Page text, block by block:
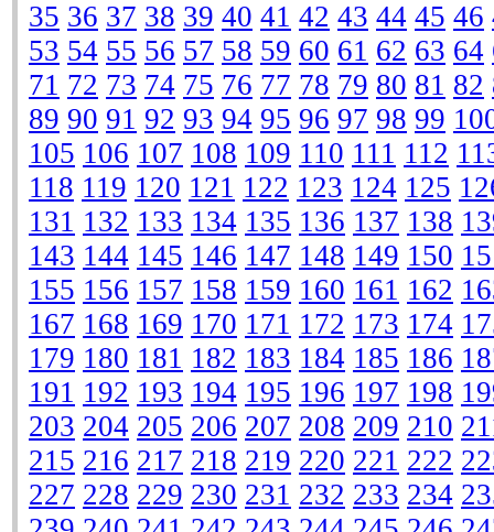
35 36 37 38 39 40 41 42 43 44 45 46
53 54 55 56 57 58 59 60 61 62 63 64
71 72 73 74 75 76 77 78 79 80 81 82
89 90 91 92 93 94 95 96 97 98 99
105 106 107 108 109 110 111 112
118 119 120 121 122 123 124 125
131 132 133 134 135 136 137 138
143 144 145 146 147 148 149 150
155 156 157 158 159 160 161 162
167 168 169 170 171 172 173 174
179 180 181 182 183 184 185 186
191 192 193 194 195 196 197 198
203 204 205 206 207 208 209 210
215 216 217 218 219 220 221 222
227 228 229 230 231 232 233 234